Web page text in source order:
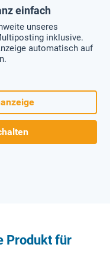
einfach
unseres
inklusive.
automatisch auf
Produkt für